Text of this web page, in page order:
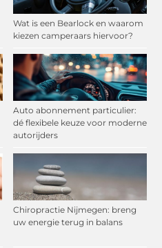
Wat is een Bearlock en waarom
kiezen camperaars hiervoor?
Auto abonnement particulier:
dé flexibele keuze voor moderne
autorijders
Chiropractie Nijmegen: breng
uw energie terug in balans